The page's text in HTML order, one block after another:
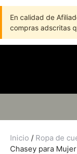
En calidad de
compras adscritas
Inicio / Ropa de
Chasey para Mujer